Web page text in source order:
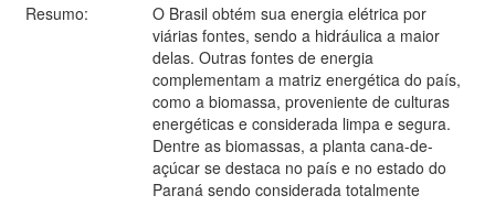
Resumo:
O Brasil obtém sua energia elétrica por
viárias fontes, sendo a hidráulica a maior
delas. Outras fontes de energia
complementam a matriz energética do país,
como a biomassa, proveniente de culturas
energéticas e considerada limpa e segura.
Dentre as biomassas, a planta cana-de-
açúcar se destaca no país e no estado do
Paraná sendo considerada totalmente